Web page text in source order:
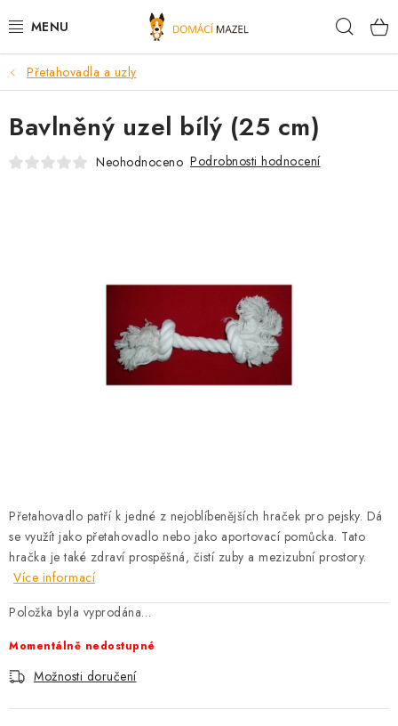
na
DOPORUČUJEME
VÝPRODEJ SKLADU
PSI
HODNOCENÍ OBCHODU
DOPRAVA PO OSTRAVĚ, HLUČÍNĚ A OKOLÍ
Přetahovadla a uzly
Přetahovadlo patří k jedné z nejoblíbenějších hraček pro pejsky. Dá
se využít jako přetahovadlo nebo jako aportovací pomůcka. Tato
hračka je také zdraví prospěšná, čistí zuby a mezizubní prostory.
Více informací
Položka byla vyprodána…
Momentálně nedostupné
Možnosti doručení
Bavlněný uzel bílý (25 cm)
Neohodnoceno Podrobnosti hodnocení